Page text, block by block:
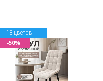
18 цветов
-50%